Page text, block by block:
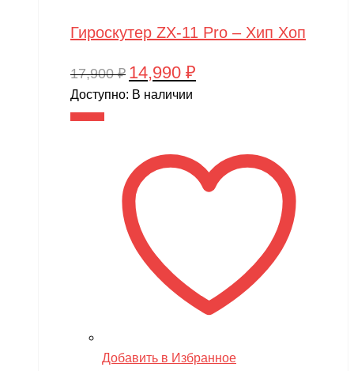
Гироскутер ZX-11 Pro – Хип Хоп
17,900₽ Первоначальная
цена
14,990 ₽
Доступно: В наличии
Добавить в Избранное